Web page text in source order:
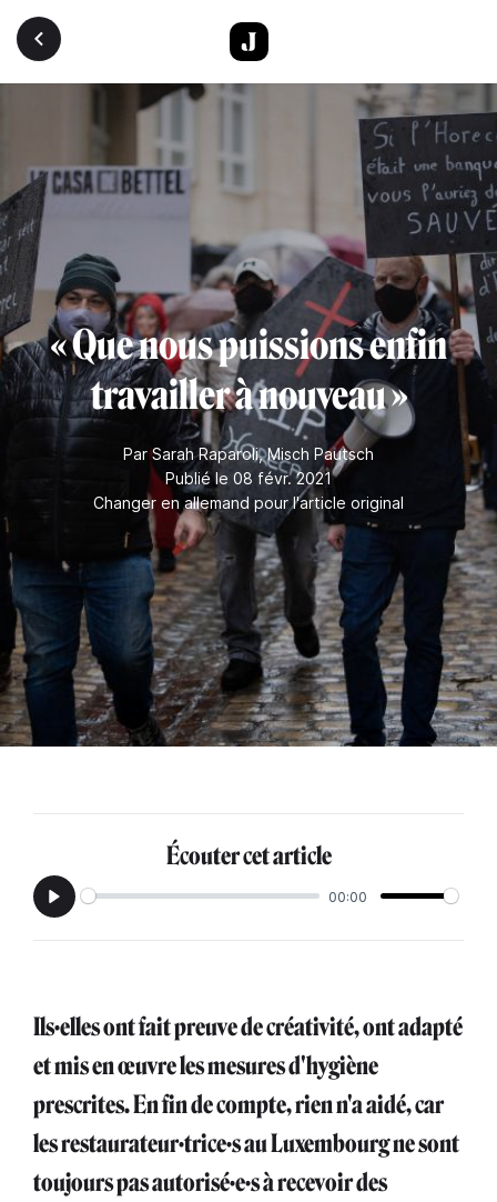
Aller au contenu principal
« Que nous puissions enfin
travailler à nouveau »
ParSarah Raparoli,Misch Pautsch
Publié le 08 févr. 2021
Changer en allemand pour l'article original
Écouter cet article
Play
00:00
Ils·elles ont fait preuve de créativité, ont adapté
et mis en œuvre les mesures d'hygiène
prescrites. En fin de compte, rien n'a aidé, car
les restaurateur·trice·s au Luxembourg ne sont
toujours pas autorisé·e·s à recevoir des